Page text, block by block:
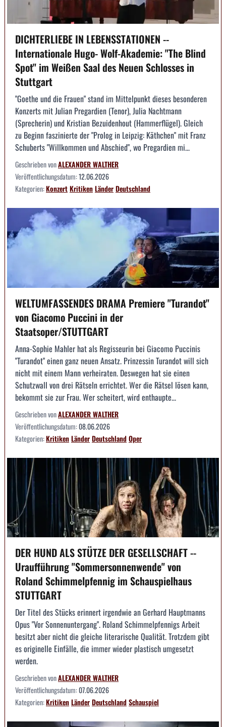
DICHTERLIEBE IN LEBENSSTATIONEN --
Internationale Hugo- Wolf-Akademie: "The Blind
Spot" im Weißen Saal des Neuen Schlosses in
Stuttgart
"Goethe und die Frauen" stand im Mittelpunkt dieses besonderen
Konzerts mit Julian Pregardien (Tenor), Julia Nachtmann
(Sprecherin) und Kristian Bezuidenhout (Hammerflügel). Gleich
zu Beginn faszinierte der "Prolog in Leipzig: Käthchen" mit Franz
Schuberts "Willkommen und Abschied", wo Pregardien mi...
Geschrieben vonALEXANDER WALTHER
Veröffentlichungsdatum:12.06.2026
Kategorien:KonzertKritikenLänderDeutschland
WELTUMFASSENDES DRAMA Premiere "Turandot"
von Giacomo Puccini in der
Staatsoper/STUTTGART
Anna-Sophie Mahler hat als Regisseurin bei Giacomo Puccinis
"Turandot" einen ganz neuen Ansatz. Prinzessin Turandot will sich
nicht mit einem Mann verheiraten. Deswegen hat sie einen
Schutzwall von drei Rätseln errichtet. Wer die Rätsel lösen kann,
bekommt sie zur Frau. Wer scheitert, wird enthaupte...
Geschrieben vonALEXANDER WALTHER
Veröffentlichungsdatum:08.06.2026
Kategorien:KritikenLänderDeutschlandOper
DER HUND ALS STÜTZE DER GESELLSCHAFT --
Uraufführung "Sommersonnenwende" von
Roland Schimmelpfennig im Schauspielhaus
STUTTGART
Der Titel des Stücks erinnert irgendwie an Gerhard Hauptmanns
Opus "Vor Sonnenuntergang". Roland Schimmelpfennigs Arbeit
besitzt aber nicht die gleiche literarische Qualität. Trotzdem gibt
es originelle Einfälle, die immer wieder plastisch umgesetzt
werden.
Geschrieben vonALEXANDER WALTHER
Veröffentlichungsdatum:07.06.2026
Kategorien:KritikenLänderDeutschlandSchauspiel